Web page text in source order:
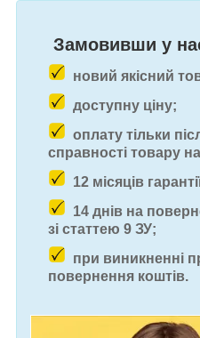
Замовивши у
новий якісний
доступну ціну;
оплату тільки
справності товару
12 місяців
14 днів на
зі статтею 9 ЗУ;
при виникненні
повернення коштів.